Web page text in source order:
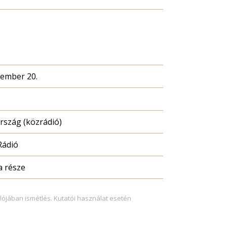
20.
(közrádió)
része
ismétlés. Kutatói használat esetén